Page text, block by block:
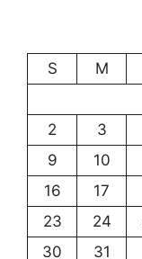
S
M
2
3
9
10
16
17
23
24
30
31